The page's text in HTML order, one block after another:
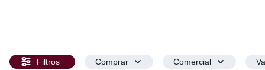
Filtros Comprar Comercial